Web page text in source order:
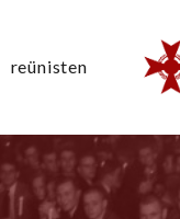
reünisten